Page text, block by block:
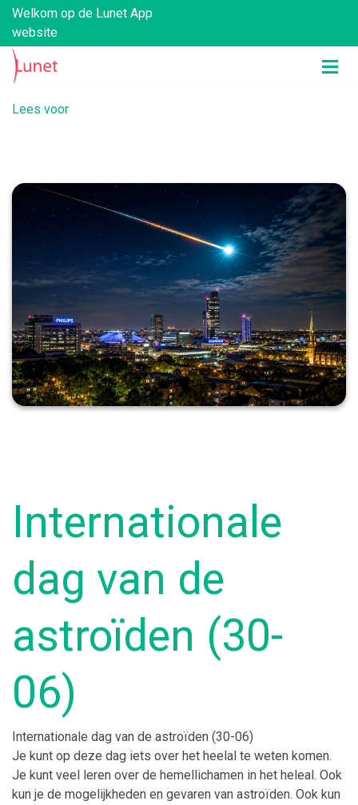
Welkom op de Lunet App
website
Lees voor
Internationale
dag van de
astroïden (30-
06)
Internationale dag van de astroïden (30-06)
Je kunt op deze dag iets over het hee lal te weten komen.
Je kunt veel leren over de hemellichamen in het hel eal . Ook
kun je de mogelijkheden en gevaren van astroïden. Ook kun